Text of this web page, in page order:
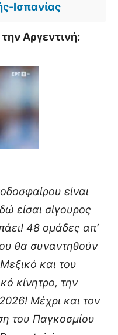
Ισπανίας
Αργεντινή:
είναι
είσαι σίγουρος
48 ομάδες απ’
θα συναντηθούν
και του
κίνητρο, την
Μέχρι και τον
του Παγκοσμίου